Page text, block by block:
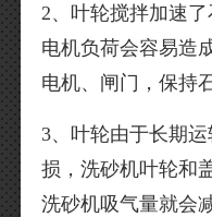
2、叶轮搅拌加速
电机负荷会容易造
电机、闸门，保持
3、叶轮由于长期
损，洗砂机叶轮和
洗砂机吸气量就会